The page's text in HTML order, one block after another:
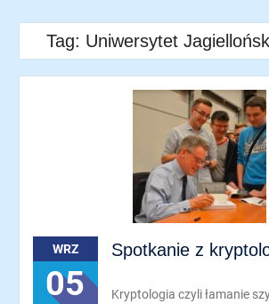
Tag: Uniwersytet
WRZ
05
Spotkanie z
Kryptologia czyli łamanie